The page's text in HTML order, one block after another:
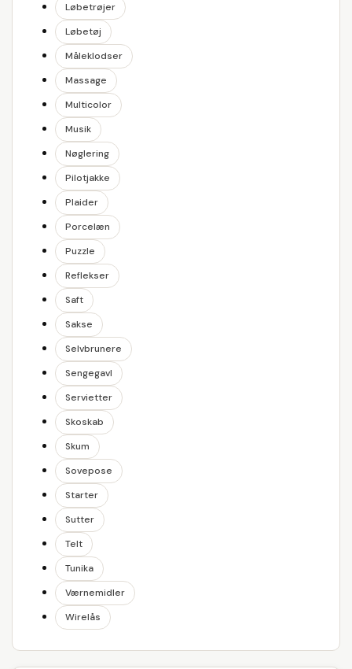
Løbetrøjer
Løbetøj
Måleklodser
Massage
Multicolor
Musik
Nøglering
Pilotjakke
Plaider
Porcelæn
Puzzle
Reflekser
Saft
Sakse
Selvbrunere
Sengegavl
Servietter
Skoskab
Skum
Sovepose
Starter
Sutter
Telt
Tunika
Værnemidler
Wirelås